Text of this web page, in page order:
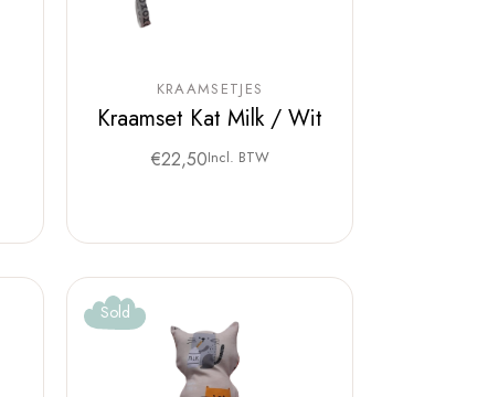
KRAAMSETJES
Kraamset Kat Milk / Wit
€22,50Incl. BTW
Sold